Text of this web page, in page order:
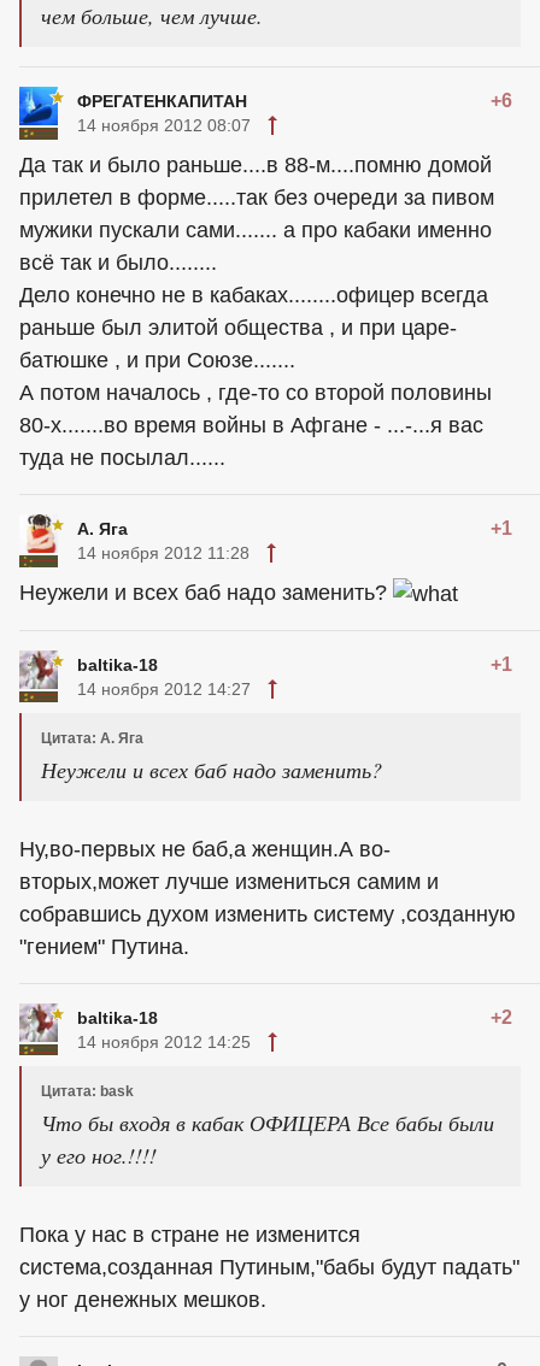
чем больше, чем лучше.
ФРЕГАТЕНКАПИТАН +6
14 ноября 2012 08:07
Да так и было раньше....в 88-м....помню домой
прилетел в форме.....так без очереди за пивом
мужики пускали сами....... а про кабаки именно
всё так и было........
Дело конечно не в кабаках........офицер всегда
раньше был элитой общества , и при царе-
батюшке , и при Союзе.......
А потом началось , где-то со второй половины
80-х.......во время войны в Афгане - ...-...я вас
туда не посылал......
А. Яга +1
14 ноября 2012 11:28
Неужели и всех баб надо заменить?
baltika-18 +1
14 ноября 2012 14:27
Цитата: А. Яга
Неужели и всех баб надо заменить?
Ну,во-первых не баб,а женщин.А во-
вторых,может лучше измениться самим и
собравшись духом изменить систему ,созданную
"гением" Путина.
baltika-18 +2
14 ноября 2012 14:25
Цитата: bask
Что бы входя в кабак ОФИЦЕРА Все бабы были
у его ног.!!!!
Пока у нас в стране не изменится
система,созданная Путиным,"бабы будут падать"
у ног денежных мешков.